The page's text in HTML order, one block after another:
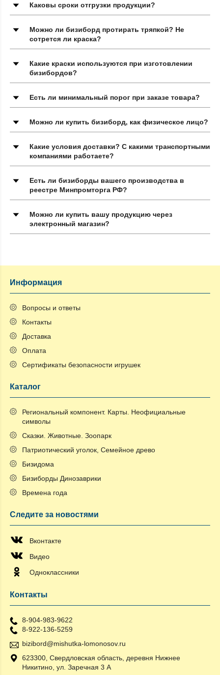
Каковы сроки отгрузки продукции?
Можно ли бизиборд протирать тряпкой? Не
сотрется ли краска?
Какие краски используются при изготовлении
бизибордов?
Есть ли минимальный порог при заказе товара?
Можно ли купить бизиборд, как физическое лицо?
Какие условия доставки? С какими транспортными
компаниями работаете?
Есть ли бизиборды вашего производства в
реестре Минпромторга РФ?
Можно ли купить вашу продукцию через
электронный магазин?
Информация
Вопросы и ответы
Контакты
Доставка
Оплата
Сертификаты безопасности игрушек
Каталог
Региональный компонент. Карты. Неофициальные
символы
Сказки. Животные. Зоопарк
Патриотический уголок, Семейное древо
Бизидома
Бизиборды Динозаврики
Времена года
Следите за новостями
Вконтакте
Видео
Одноклассники
Контакты
8-904-983-9622
8-922-136-5259
bizibord@mishutka-lomonosov.ru
623300, Свердловская область, деревня Нижнее
Никитино, ул. Заречная 3 А